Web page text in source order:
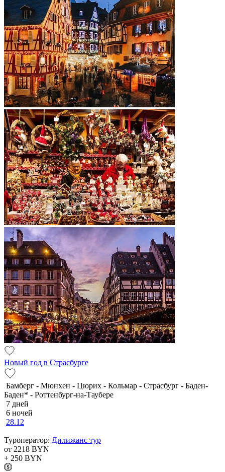
Новый год в Страсбурге
Бамберг - Мюнхен - Цюрих - Кольмар - Страсбург - Баден-
Баден* - Роттенбург-на-Таубере
7 дней
6 ночей
28.12
Туроператор: Дилижанс тур
от 2218 BYN
+ 250 BYN